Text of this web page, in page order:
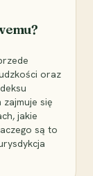
oraz
zajmuje się
jakie
są to